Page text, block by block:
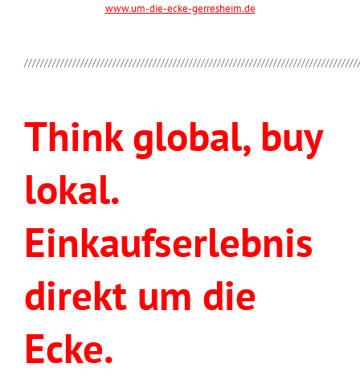
www.um-die-ecke-gerresheim.de
Think global, buy
lokal.
Einkaufserlebnis
direkt um die
Ecke.